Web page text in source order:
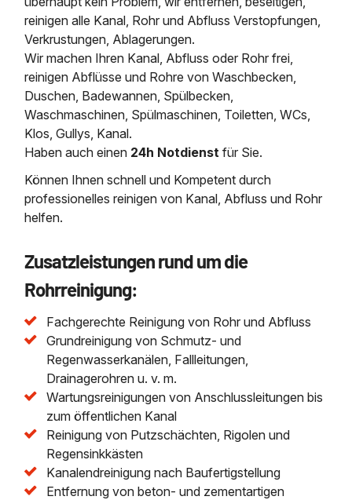
reinigen alle Kanal, Rohr und Abfluss Verstopfungen,
Verkrustungen, Ablagerungen.
Wir machen Ihren Kanal, Abfluss oder Rohr frei,
reinigen Abflüsse und Rohre von Waschbecken,
Duschen, Badewannen, Spülbecken,
Waschmaschinen, Spülmaschinen, Toiletten, WCs,
Klos, Gullys, Kanal.
Haben auch einen 24h Notdienst für Sie.
Können Ihnen schnell und Kompetent durch
professionelles reinigen von Kanal, Abfluss und Rohr
helfen.
Zusatzleistungen rund um die
Rohrreinigung:
Fachgerechte Reinigung von Rohr und Abfluss
Grundreinigung von Schmutz- und
Regenwasserkanälen, Fallleitungen,
Drainagerohren u. v. m.
Wartungsreinigungen von Anschlussleitungen bis
zum öffentlichen Kanal
Reinigung von Putzschächten, Rigolen und
Regensinkkästen
Kanalendreinigung nach Baufertigstellung
Entfernung von beton- und zementartigen